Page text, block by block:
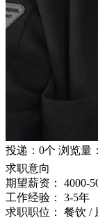
投递： 0个 浏览量：
求职意向
期望薪资：
4000-
工作经验：
3-5年
求职职位：
餐饮 /